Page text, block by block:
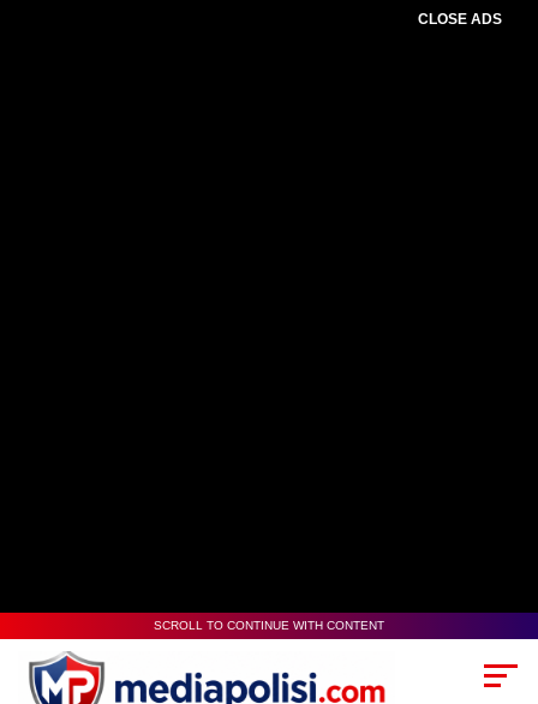
CLOSE ADS
SCROLL TO CONTINUE WITH CONTENT